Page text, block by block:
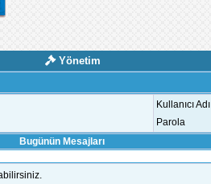
Yönetim
Kullanıcı Adı
Parola
Bugünün Mesajları